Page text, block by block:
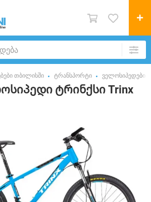
თბილისში ტრანსპორტი ველოსიპედები
ტრინქსი Trinx